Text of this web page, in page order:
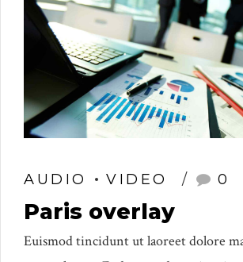
AUDIO VIDEO 0
Paris overlay
Euismod tincidunt ut laoreet dolore